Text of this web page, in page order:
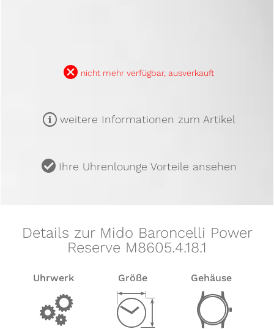
B nicht mehr verfügbar, ausverkauft
m weitere Informationen zum Artikel
u Ihre Uhrenlounge Vorteile ansehen
Details zur Mido Baroncelli Power
Reserve M8605.4.18.1
Uhrwerk
v
Größe
Z
Gehäuse
w